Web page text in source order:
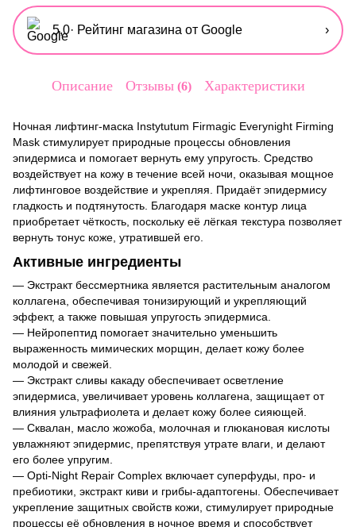
5,0· Рейтинг магазина от Google ›
Описание Отзывы 6 Характеристики
Ночная лифтинг-маска Instytutum Firmagic Everynight Firming
Mask стимулирует природные процессы обновления
эпидермиса и помогает вернуть ему упругость. Средство
воздействует на кожу в течение всей ночи, оказывая мощное
лифтинговое воздействие и укрепляя. Придаёт эпидермису
гладкость и подтянутость. Благодаря маске контур лица
приобретает чёткость, поскольку её лёгкая текстура позволяет
вернуть тонус коже, утратившей его.
Активные ингредиенты
— Экстракт бессмертника является растительным аналогом
коллагена, обеспечивая тонизирующий и укрепляющий
эффект, а также повышая упругость эпидермиса.
— Нейропептид помогает значительно уменьшить
выраженность мимических морщин, делает кожу более
молодой и свежей.
— Экстракт сливы какаду обеспечивает осветление
эпидермиса, увеличивает уровень коллагена, защищает от
влияния ультрафиолета и делает кожу более сияющей.
— Сквалан, масло жожоба, молочная и глюкановая кислоты
увлажняют эпидермис, препятствуя утрате влаги, и делают
его более упругим.
— Opti-Night Repair Complex включает суперфуды, про- и
пребиотики, экстракт киви и грибы-адаптогены. Обеспечивает
укрепление защитных свойств кожи, стимулирует природные
процессы её обновления в ночное время и способствует